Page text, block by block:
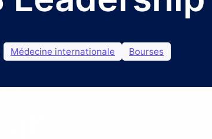
Médecine internationale Bourses